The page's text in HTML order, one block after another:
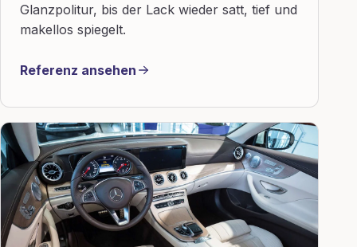
Glanzpolitur, bis der Lack wieder satt, tief und
makellos spiegelt.
Referenz ansehen